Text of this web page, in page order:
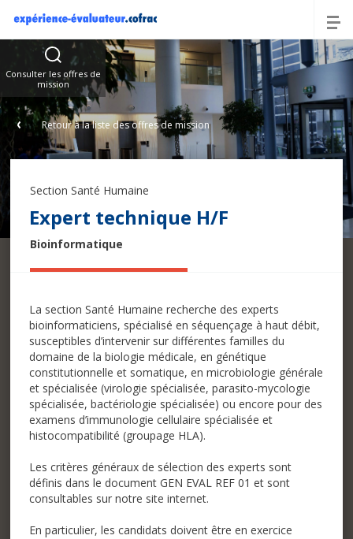
Retour à la liste des offres de mission
Section Santé Humaine
Expert technique H/F
Bioinformatique
La section Santé Humaine recherche des experts
bioinformaticiens, spécialisé en séquençage à haut débit,
susceptibles d’intervenir sur différentes familles du
domaine de la biologie médicale, en génétique
constitutionnelle et somatique, en microbiologie générale
et spécialisée (virologie spécialisée, parasito-mycologie
spécialisée, bactériologie spécialisée) ou encore pour des
examens d’immunologie cellulaire spécialisée et
histocompatibilité (groupage HLA).
Les critères généraux de sélection des experts sont
définis dans le document GEN EVAL REF 01 et sont
consultables sur notre site internet.
En particulier, les candidats doivent être en exercice
Offres
Consulter les offres de
mission